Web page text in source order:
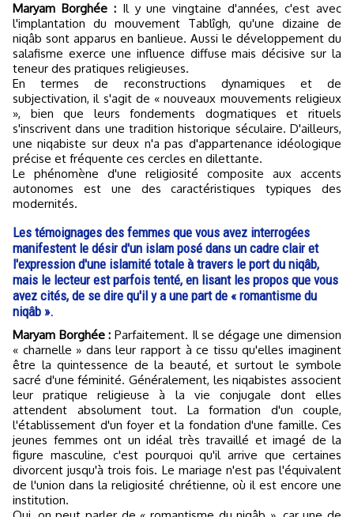
Maryam Borghée : Il y une vingtaine d'années, c'est avec
l'implantation du mouvement Tablîgh, qu'une dizaine de
niqâb sont apparus en banlieue. Aussi le développement du
salafisme exerce une influence diffuse mais décisive sur la
teneur des pratiques religieuses.
En termes de reconstructions dynamiques et de
subjectivation, il s'agit de « nouveaux mouvements religieux
», bien que leurs fondements dogmatiques et rituels
s'inscrivent dans une tradition historique séculaire. D'ailleurs,
une niqabiste sur deux n'a pas d'appartenance idéologique
précise et fréquente ces cercles en dilettante.
Le phénomène d'une religiosité composite aux accents
autonomes est une des caractéristiques typiques des
modernités.
Les témoignages des femmes que vous avez interrogées
manifestent le désir d'un islam posé dans un cadre clair et
l'expression d'une islamité totale à travers le port du niqâb,
mais le lecteur est parfois tenté, en lisant les propos que vous
avez cités, de se dire qu'il y a une part de « romantisme du
niqâb ».
Maryam Borghée : Parfaitement. Il se dégage une dimension
« charnelle » dans leur rapport à ce tissu qu'elles imaginent
être la quintessence de la beauté, et surtout le symbole
sacré d'une féminité. Généralement, les niqabistes associent
leur pratique religieuse à la vie conjugale dont elles
attendent absolument tout. La formation d'un couple,
l'établissement d'un foyer et la fondation d'une famille. Ces
jeunes femmes ont un idéal très travaillé et imagé de la
figure masculine, c'est pourquoi qu'il arrive que certaines
divorcent jusqu'à trois fois. Le mariage n'est pas l'équivalent
de l'union dans la religiosité chrétienne, où il est encore une
institution.